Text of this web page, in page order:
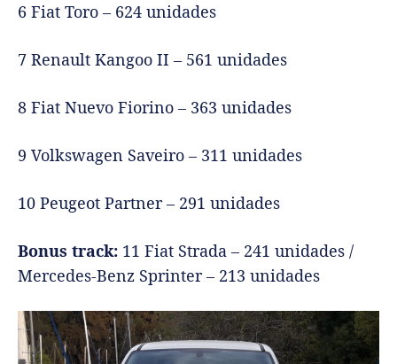
6 Fiat Toro – 624 unidades
7 Renault Kangoo II – 561 unidades
8 Fiat Nuevo Fiorino – 363 unidades
9 Volkswagen Saveiro – 311 unidades
10 Peugeot Partner – 291 unidades
Bonus track: 11 Fiat Strada – 241 unidades /
Mercedes-Benz Sprinter – 213 unidades